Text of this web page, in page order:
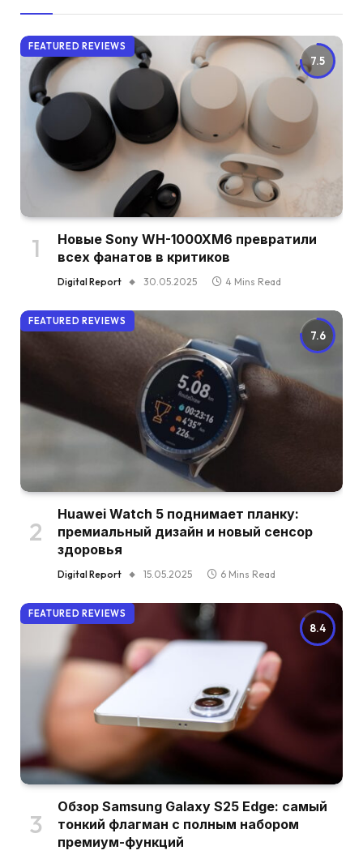
7.5
FEATURED REVIEWS
Новые Sony WH-1000XM6 превратили
всех фанатов в критиков
Digital Report 30.05.2025 4 Mins Read
7.6
FEATURED REVIEWS
Huawei Watch 5 поднимает планку:
премиальный дизайн и новый сенсор
здоровья
Digital Report 15.05.2025 6 Mins Read
8.4
FEATURED REVIEWS
Обзор Samsung Galaxy S25 Edge: самый
тонкий флагман с полным набором
премиум-функций